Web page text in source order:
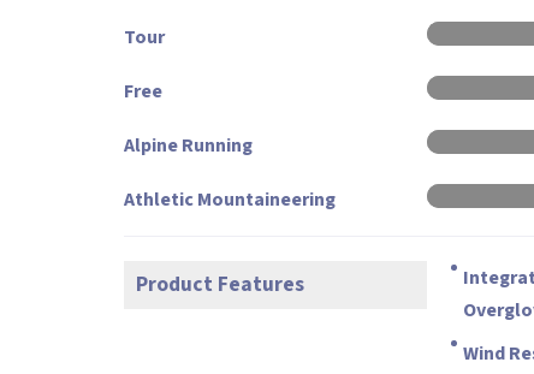
Tour
Free
Alpine Running
Athletic Mountaineering
Product Features
Wind